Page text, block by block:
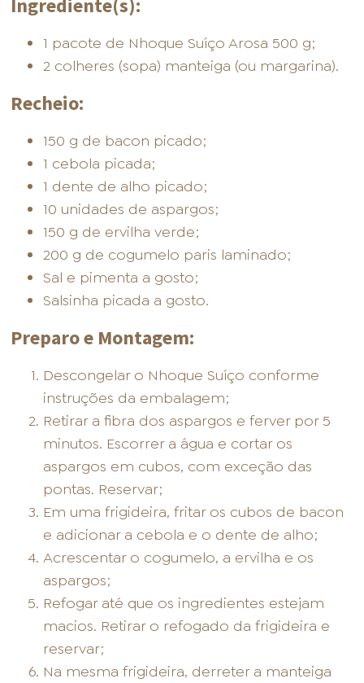
Ingrediente(s):
1 pacote de Nhoque Suíço Arosa 500 g;
2 colheres (sopa) manteiga (ou margarina).
Recheio:
150 g de bacon picado;
1 cebola picada;
1 dente de alho picado;
10 unidades de aspargos;
150 g de ervilha verde;
200 g de cogumelo paris laminado;
Sal e pimenta a gosto;
Salsinha picada a gosto.
Preparo e Montagem:
Descongelar o Nhoque Suíço conforme
instruções da embalagem;
Retirar a fibra dos aspargos e ferver por 5
minutos. Escorrer a água e cortar os
aspargos em cubos, com exceção das
pontas. Reservar;
Em uma frigideira, fritar os cubos de bacon
e adicionar a cebola e o dente de alho;
Acrescentar o cogumelo, a ervilha e os
aspargos;
Refogar até que os ingredientes estejam
macios. Retirar o refogado da frigideira e
reservar;
Na mesma frigideira, derreter a manteiga